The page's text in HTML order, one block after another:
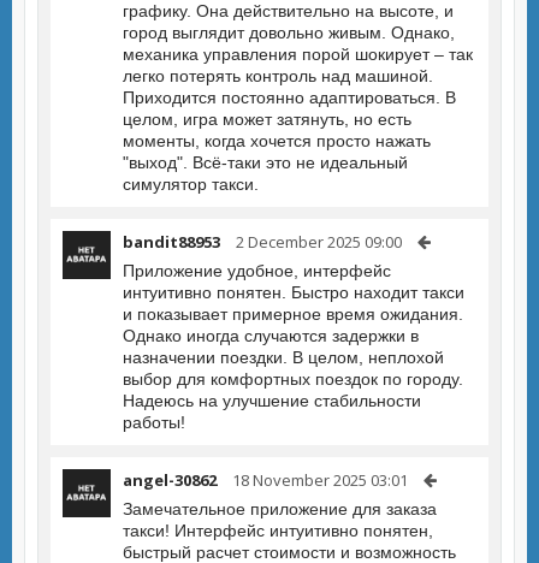
графику. Она действительно на высоте, и
город выглядит довольно живым. Однако,
механика управления порой шокирует – так
легко потерять контроль над машиной.
Приходится постоянно адаптироваться. В
целом, игра может затянуть, но есть
моменты, когда хочется просто нажать
"выход". Всё-таки это не идеальный
симулятор такси.
bandit88953 2 December 2025 09:00
Приложение удобное, интерфейс
интуитивно понятен. Быстро находит такси
и показывает примерное время ожидания.
Однако иногда случаются задержки в
назначении поездки. В целом, неплохой
выбор для комфортных поездок по городу.
Надеюсь на улучшение стабильности
работы!
angel-30862 18 November 2025 03:01
Замечательное приложение для заказа
такси! Интерфейс интуитивно понятен,
быстрый расчет стоимости и возможность